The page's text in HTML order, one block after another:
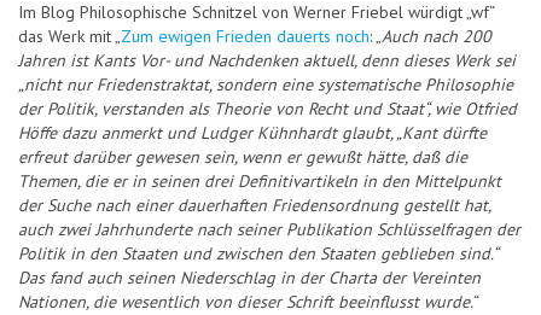
Im Blog Philosophische Schnitzel von Werner Friebel würdigt „wf“
das Werk mit „Zum ewigen Frieden dauerts noch: „Auch nach 200
Jahren ist Kants Vor- und Nachdenken aktuell, denn dieses Werk sei
„nicht nur Friedenstraktat, sondern eine systematische Philosophie
der Politik, verstanden als Theorie von Recht und Staat“, wie Otfried
Höffe dazu anmerkt und Ludger Kühnhardt glaubt, „Kant dürfte
erfreut darüber gewesen sein, wenn er gewußt hätte, daß die
Themen, die er in seinen drei Definitivartikeln in den Mittelpunkt
der Suche nach einer dauerhaften Friedensordnung gestellt hat,
auch zwei Jahrhunderte nach seiner Publikation Schlüsselfragen der
Politik in den Staaten und zwischen den Staaten geblieben sind.“
Das fand auch seinen Niederschlag in der Charta der Vereinten
Nationen, die wesentlich von dieser Schrift beeinflusst wurde.“